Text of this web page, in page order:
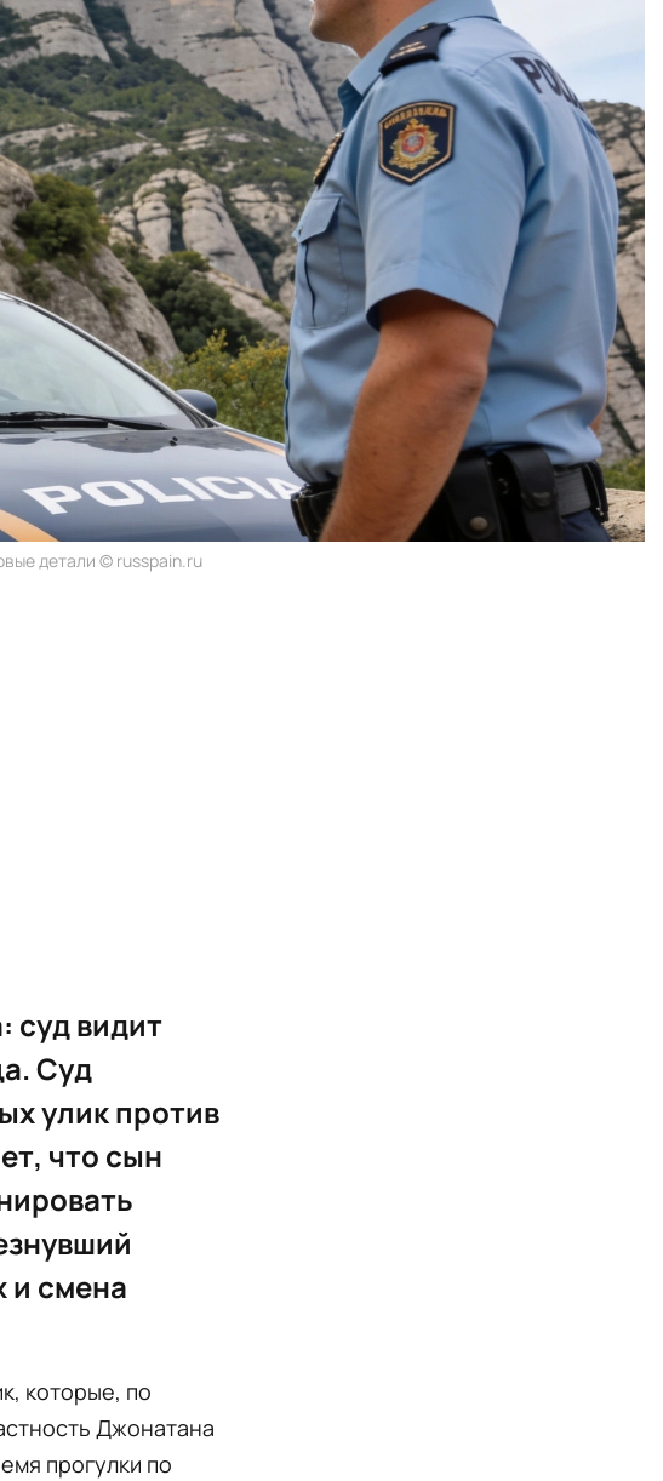
детали © russpain.ru
суд видит
Суд
улик против
что сын
и смена
которые, по
Джонатана
прогулки по